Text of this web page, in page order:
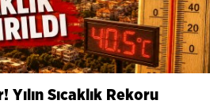
Sıcaklık Rekoru